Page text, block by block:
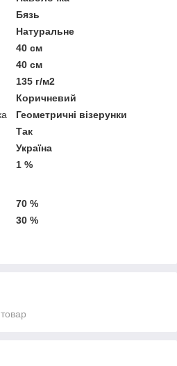
Бязь
Натуральне
40 см
40 см
135 г/м2
Коричневий
Геометричні візерунки
Так
Україна
1 %
70 %
30 %